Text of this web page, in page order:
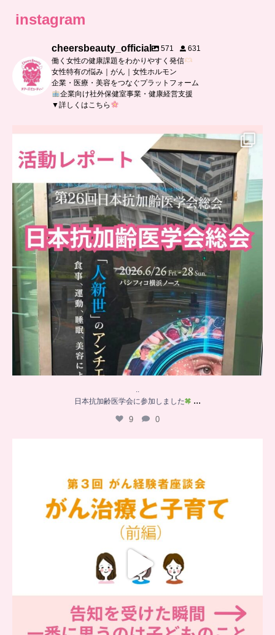
instagram
cheersbeauty_official 571
631
働く女性の健康課題をわかりやすく発信
女性特有の悩み｜がん｜女性ホルモン
企業・医療・美容をつなぐプラットフォーム
企業向け社外保健室事業・健康経営支援
▼詳しくはこちら
..
日本抗加齢医学会に参加しました
0
日本抗加齢医学会に参加しました
...
9 0